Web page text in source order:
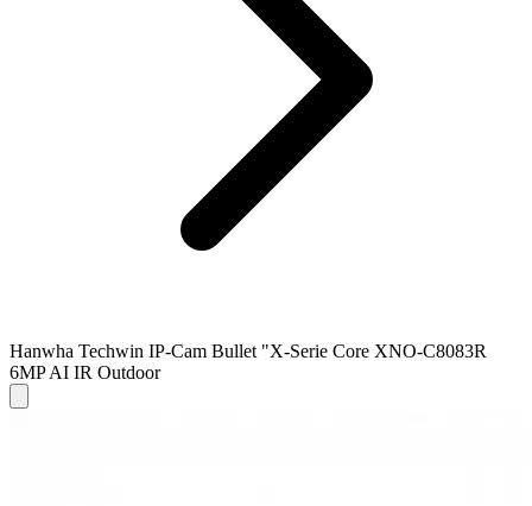
Hanwha Techwin IP-Cam Bullet "X-Serie Core XNO-C8083R
6MP AI IR Outdoor